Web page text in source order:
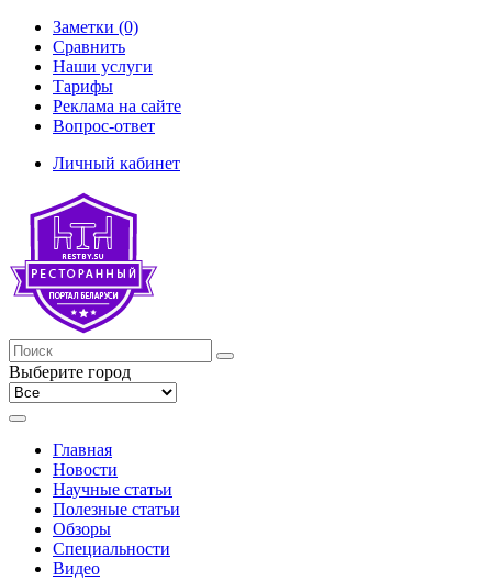
Заметки (0)
Сравнить
Наши услуги
Тарифы
Реклама на сайте
Вопрос-ответ
Личный кабинет
Выберите город
Главная
Новости
Научные статьи
Полезные статьи
Обзоры
Специальности
Видео